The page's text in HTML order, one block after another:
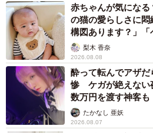
かと感じることが多々あります」
シロくん、トラちゃん、クロちゃ
絶えず、家庭に明るさをもたらし
ませんね」と飼い主さんは語って
「新築のようにきれいだった家
りしました。子どもと『しかたな
赤ちゃんが気にな
の猫の愛らしさに
構図あります？」「
梨木 香奈
2026.08.08
酔って転んでアザ
惨 ケガが絶えない
数万円を渡す神客も
たかなし 亜妖
2026.08.07